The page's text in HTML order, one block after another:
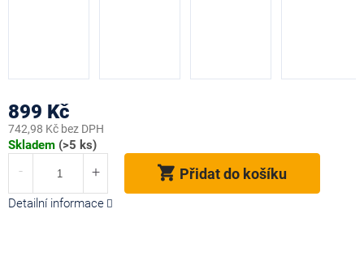
899 Kč
742,98 Kč bez DPH
Měrná
Skladem (>5 ks)
Přidat do košíku
Detailní informace